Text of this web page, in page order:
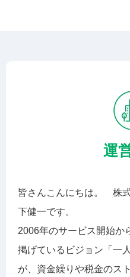
運
皆さんこんにちは。 株
下健一です。
2006年のサービス開始か
掲げているビジョン「一
が、資金繰りや税金のス